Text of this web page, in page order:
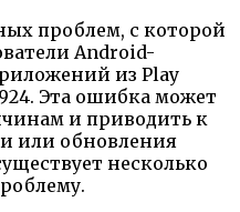
проблем, с которой
Android-
из Play
Эта ошибка может
и приводить к
или обновления
несколько